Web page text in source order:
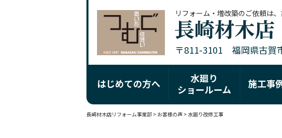
リフォーム・増改築のご依頼は
〒811-3101 福岡県古賀
はじめての方へ
水廻り
ショールーム
施工事
長崎材木店リフォーム事業部 > お客様の声 > 水廻り改修工事